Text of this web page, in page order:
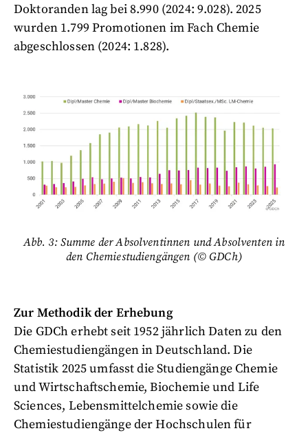
Doktoranden lag bei 8.990 (2024: 9.028). 2025
wurden 1.799 Promotionen im Fach Chemie
abgeschlossen (2024: 1.828).
Abb. 3: Summe der Absolventinnen und Absolventen in
den Chemiestudiengängen (© GDCh)
Zur Methodik der Erhebung
Die GDCh erhebt seit 1952 jährlich Daten zu den
Chemiestudiengängen in Deutschland. Die
Statistik 2025 umfasst die Studiengänge Chemie
und Wirtschaftschemie, Biochemie und Life
Sciences, Lebensmittelchemie sowie die
Chemiestudiengänge der Hochschulen für